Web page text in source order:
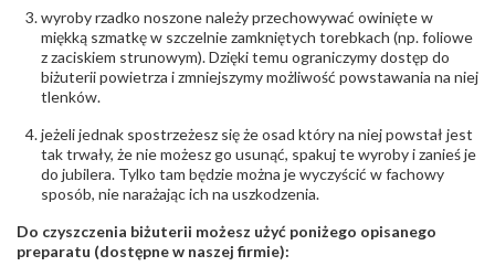
wyroby rzadko noszone należy przechowywać owinięte w
miękką szmatkę w szczelnie zamkniętych torebkach (np. foliowe
z zaciskiem strunowym). Dzięki temu ograniczymy dostęp do
biżuterii powietrza i zmniejszymy możliwość powstawania na niej
tlenków.
jeżeli jednak spostrzeżesz się że osad który na niej powstał jest
tak trwały, że nie możesz go usunąć, spakuj te wyroby i zanieś je
do jubilera. Tylko tam będzie można je wyczyścić w fachowy
sposób, nie narażając ich na uszkodzenia.
Do czyszczenia biżuterii możesz użyć poniżego opisanego
preparatu (dostępne w naszej firmie):